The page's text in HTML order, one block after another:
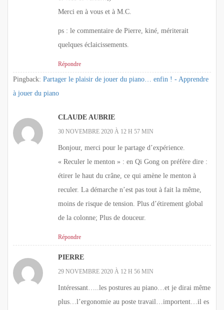
Merci en à vous et à M.C.
ps : le commentaire de Pierre, kiné, mériterait
quelques éclaicissements.
Répondre
Pingback: Partager le plaisir de jouer du piano… enfin ! - Apprendre
à jouer du piano
CLAUDE AUBRIE
30 NOVEMBRE 2020 À 12 H 57 MIN
Bonjour, merci pour le partage d’expérience.
« Reculer le menton » : en Qi Gong on préfère dire :
étirer le haut du crâne, ce qui amène le menton à
reculer. La démarche n’est pas tout à fait la même,
moins de risque de tension. Plus d’étirement global
de la colonne; Plus de douceur.
Répondre
PIERRE
29 NOVEMBRE 2020 À 12 H 56 MIN
Intéressant…..les postures au piano…et je dirai même
plus…l’ergonomie au poste travail…importent…il es